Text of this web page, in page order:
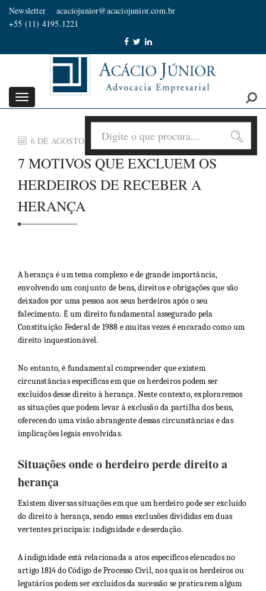
Newsletter
acaciojunior@acaciojunior.com.br
+55 (11) 4195.1221
Toggle
navigation
6 DE AGOSTO DE 2026
7 MOTIVOS QUE EXCLUEM OS
HERDEIROS DE RECEBER A
HERANÇA
A herança é um tema complexo e de grande importância,
envolvendo um conjunto de bens, direitos e obrigações que são
deixados por uma pessoa aos seus herdeiros após o seu
falecimento. É um direito fundamental assegurado pela
Constituição Federal de 1988 e muitas vezes é encarado como um
direito inquestionável.
No entanto, é fundamental compreender que existem
circunstâncias específicas em que os herdeiros podem ser
excluídos desse direito à herança. Neste contexto, exploraremos
as situações que podem levar à exclusão da partilha dos bens,
oferecendo uma visão abrangente dessas circunstâncias e das
implicações legais envolvidas.
Situações onde o herdeiro perde direito a
herança
Existem diversas situações em que um herdeiro pode ser excluído
do direito à herança, sendo essas exclusões divididas em duas
vertentes principais: indignidade e deserdação.
A indignidade está relacionada a atos específicos elencados no
artigo 1814 do Código de Processo Civil, nos quais os herdeiros ou
legatários podem ser excluídos da sucessão se praticarem algum